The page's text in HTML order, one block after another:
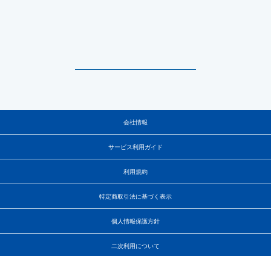
会社情報
サービス利用ガイド
利用規約
特定商取引法に基づく表示
個人情報保護方針
二次利用について